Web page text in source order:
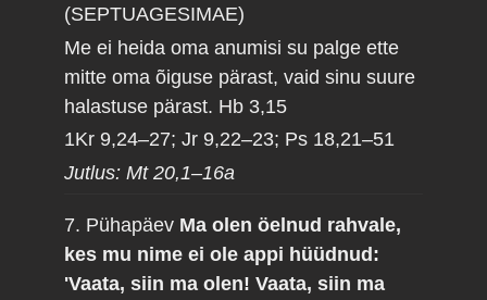
(SEPTUAGESIMAE)
Me ei heida oma anumisi su palge ette
mitte oma õiguse pärast, vaid sinu suure
halastuse pärast. Hb 3,15
1Kr 9,24–27; Jr 9,22–23; Ps 18,21–51
Jutlus: Mt 20,1–16a
7. Pühapäev Ma olen öelnud rahvale,
kes mu nime ei ole appi hüüdnud:
'Vaata, siin ma olen! Vaata, siin ma